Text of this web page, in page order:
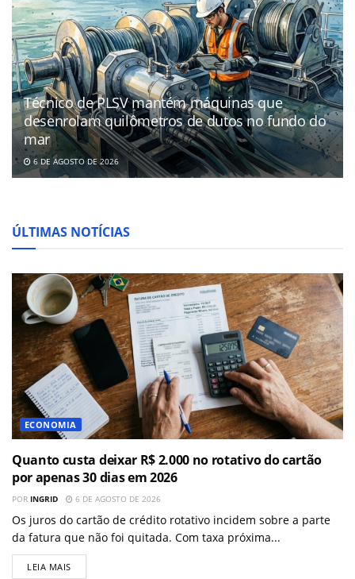
Técnico de PLSV mantém máquinas que
desenrolam quilômetros de dutos no fundo do
mar
6 DE AGOSTO DE 2026
ÚLTIMAS NOTÍCIAS
ECONOMIA
Quanto custa deixar R$ 2.000 no rotativo do cartão
por apenas 30 dias em 2026
POR INGRID 6 DE AGOSTO DE 2026
Os juros do cartão de crédito rotativo incidem sobre a parte
da fatura que não foi quitada. Com taxa próxima...
LEIA MAIS